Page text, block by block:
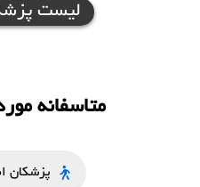
لیست
متاسفانه
پزشکان